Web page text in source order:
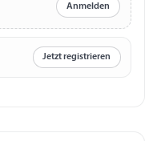
Anmelden
Jetzt registrieren